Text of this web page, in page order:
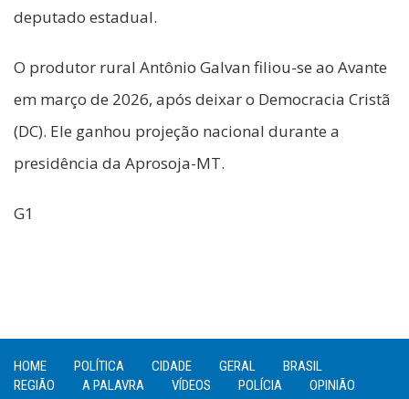
deputado estadual.
O produtor rural Antônio Galvan filiou-se ao Avante
em março de 2026, após deixar o Democracia Cristã
(DC). Ele ganhou projeção nacional durante a
presidência da Aprosoja-MT.
G1
HOME POLÍTICA CIDADE GERAL
BRASIL
REGIÃO
A PALAVRA VÍDEOS POLÍCIA
OPINIÃO